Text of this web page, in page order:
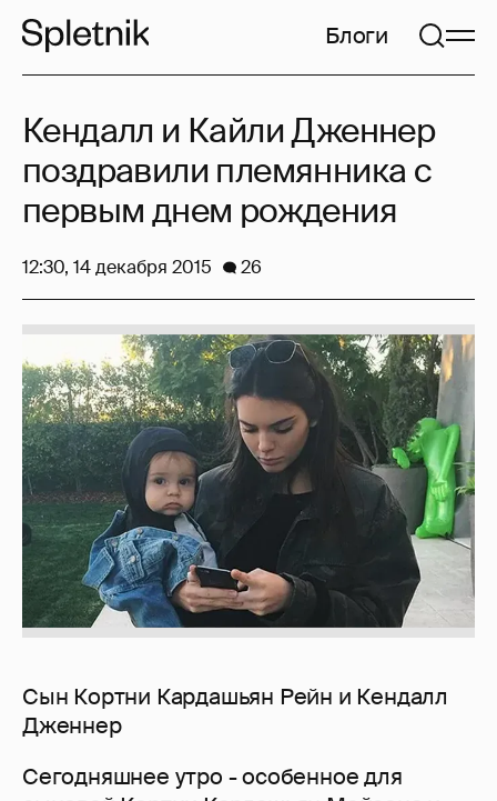
Блоги
Сын Кортни Кардашьян Рейн и Кендалл
Дженнер
Сегодняшнее утро - особенное для
Кендалл и Кайли Дженнер
поздравили племянника с
первым днем рождения
12:30, 14 декабря 2015 26